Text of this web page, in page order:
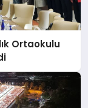
Ortaokulu